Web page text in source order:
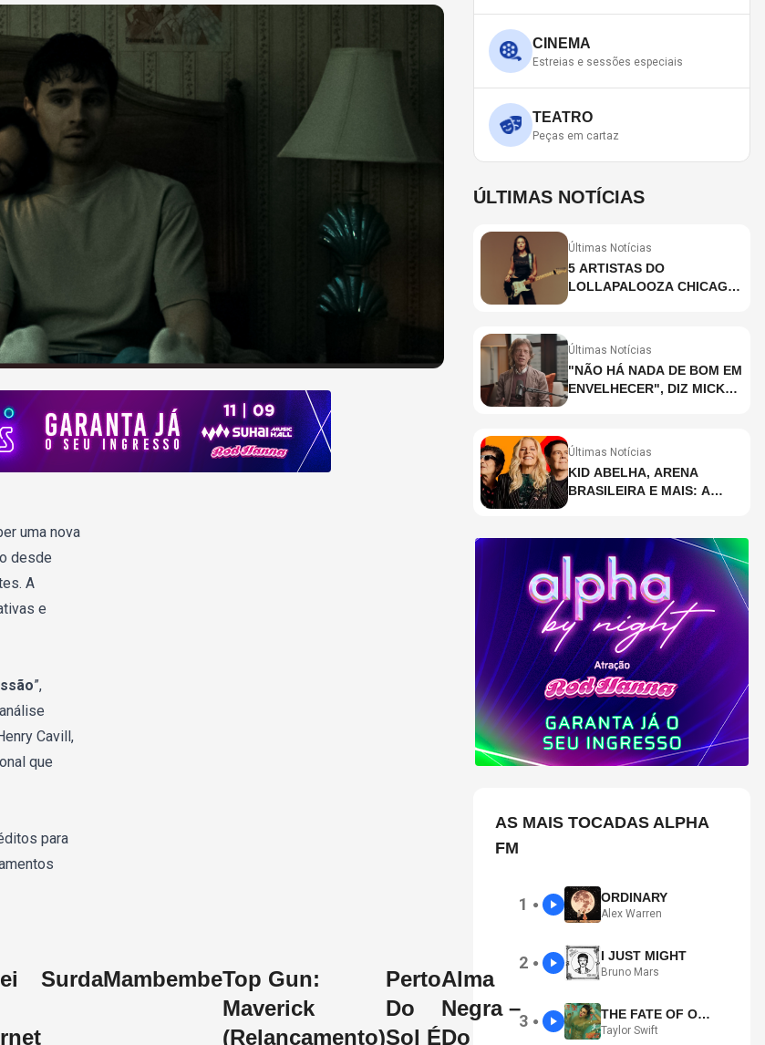
uma nova
desde
A
e
”,
Cavill,
que
para
SurdaMambembeTop Gun:
Maverick
(Relançamento)
Perto
Do
Sol É
Alma
Negra –
Do
CINEMA
Estreias e sessões especiais
TEATRO
Peças em cartaz
ÚLTIMAS NOTÍCIAS
Últimas Notícias
5 ARTISTAS DO
LOLLAPALOOZA CHICAGO
Últimas Notícias
"NÃO HÁ NADA DE BOM EM
ENVELHECER", DIZ MICK
Últimas Notícias
KID ABELHA, ARENA
BRASILEIRA E MAIS: A
AS MAIS TOCADAS ALPHA
FM
1 ● ORDINARY
Alex Warren
2 ● I JUST MIGHT
Bruno Mars
3 ● THE FATE OF OPHELIA
Taylor Swift